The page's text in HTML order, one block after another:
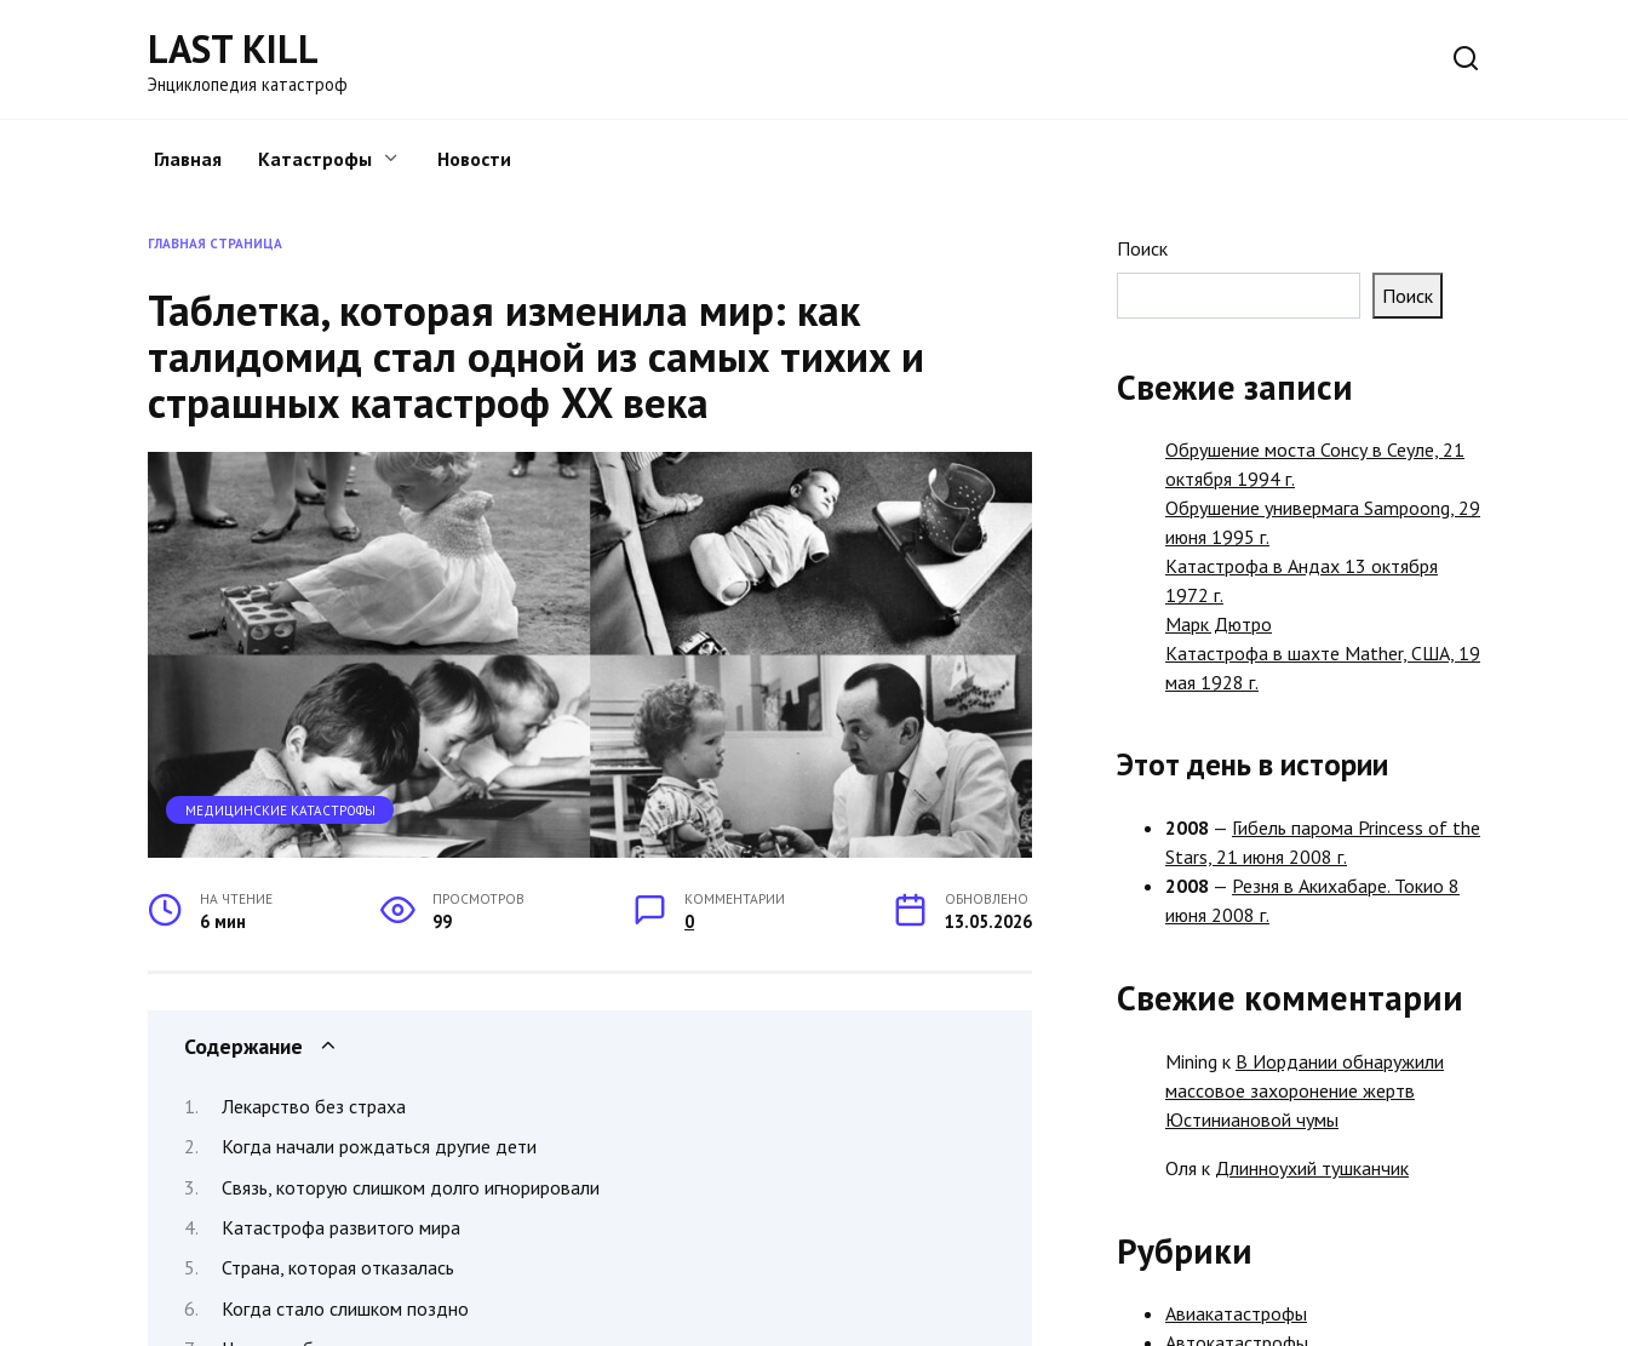
LAST KILL
Энциклопедия катастроф
Главная Катастрофы Новости
ГЛАВНАЯ СТРАНИЦА
Таблетка, которая изменила мир: как
талидомид стал одной из самых тихих и
страшных катастроф XX века
МЕДИЦИНСКИЕ КАТАСТРОФЫ
НА ЧТЕНИЕ
6 мин
ПРОСМОТРОВ
99
КОММЕНТАРИИ
0
ОБНОВЛЕНО
13.05.2026
Содержание
Лекарство без страха
Когда начали рождаться другие дети
Связь, которую слишком долго игнорировали
Катастрофа развитого мира
Страна, которая отказалась
Когда стало слишком поздно
Поиск
Поиск
Свежие записи
Обрушение моста Сонсу в Сеуле, 21
октября 1994 г.
Обрушение универмага Sampoong, 29
июня 1995 г.
Катастрофа в Андах 13 октября
1972 г.
Марк Дютро
Катастрофа в шахте Mather, США, 19
мая 1928 г.
Этот день в истории
2008 — Гибель парома Princess of the
Stars, 21 июня 2008 г.
2008 — Резня в Акихабаре. Токио 8
июня 2008 г.
Свежие комментарии
Mining к В Иордании обнаружили
массовое захоронение жертв
Юстиниановой чумы
Оля к Длинноухий тушканчик
Рубрики
Авиакатастрофы